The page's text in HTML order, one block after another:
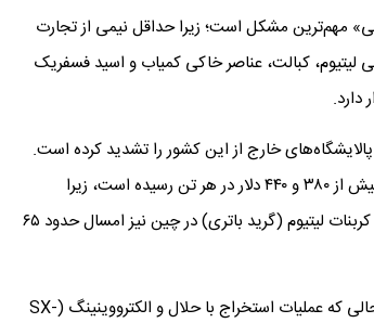
مشکل است؛ زیرا حداقل نیمی از تجارت
لیتیوم، کبالت، عناصر خاکی کمیاب و اسید فسفریک
خارج از این کشور را تشدید کرده است.
Benchmark اعلام کرد: قیمت نقدی اسید در اندونزی و شیلی به ترتیب به بیش از ۳۸۰ و ۴۴۰ دلار در هر تن رسیده است، زیرا
واحدهای تبدیل برای یافتن منابع جایگزین با مشکل مواجه شده‌اند. قیمت کربنات لیتیوم (گرید باتری) در چین نیز امسال حدود ۶۵
مس: تولیدکنندگان مس نیز به شکل نامتوازن تحت تاثیر قرار گرفته‌اند. در حالی که عملیات استخراج با حلال و الکترووینینگ (SX-